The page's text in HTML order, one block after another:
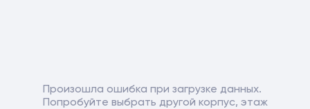
Произошла ошибка при загрузке данных.
Попробуйте выбрать другой корпус, этаж